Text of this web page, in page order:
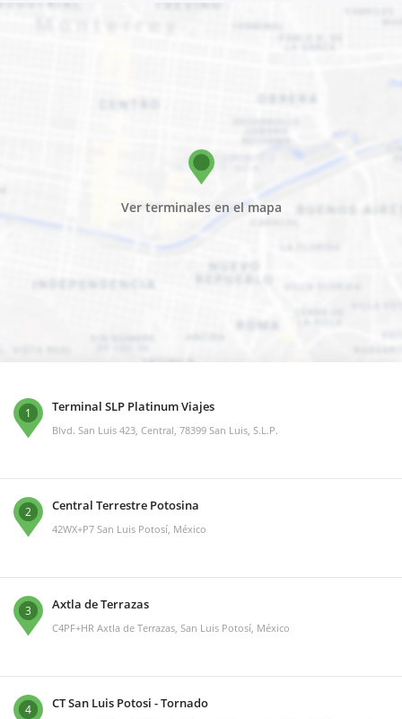
Ver terminales en el mapa
1 Terminal SLP Platinum Viajes
Blvd. San Luis 423, Central, 78399 San Luis, S.L.P.
2 Central Terrestre Potosina
42WX+P7 San Luis Potosí, México
3 Axtla de Terrazas
C4PF+HR Axtla de Terrazas, San Luis Potosí, México
4 CT San Luis Potosi - Tornado